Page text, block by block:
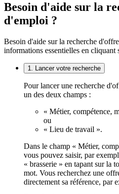
Besoin d'aide sur la
d'emploi ?
Besoin d'aide sur la recherche
informations essentielles en cliquant
1. Lancer votre recherche
Pour lancer une recherche
un des deux champs :
« Métier, compétence,
ou
« Lieu de travail ».
Dans le champ « Métier,
vous pouvez saisir, par
« brasserie » en tapant sur la
mot. Vous recherchez une
directement sa référence, par